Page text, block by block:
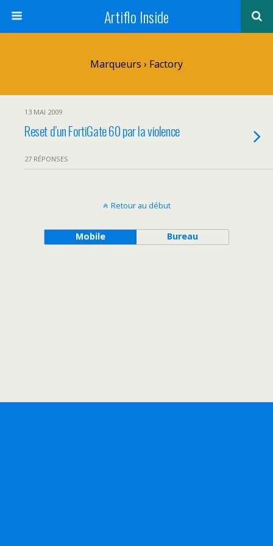
Artiflo Inside
Marqueurs › Factory
13 MAI 2009
Reset d’un FortiGate 60 par la violence
27 RÉPONSES
Retour au début
Mobile Bureau